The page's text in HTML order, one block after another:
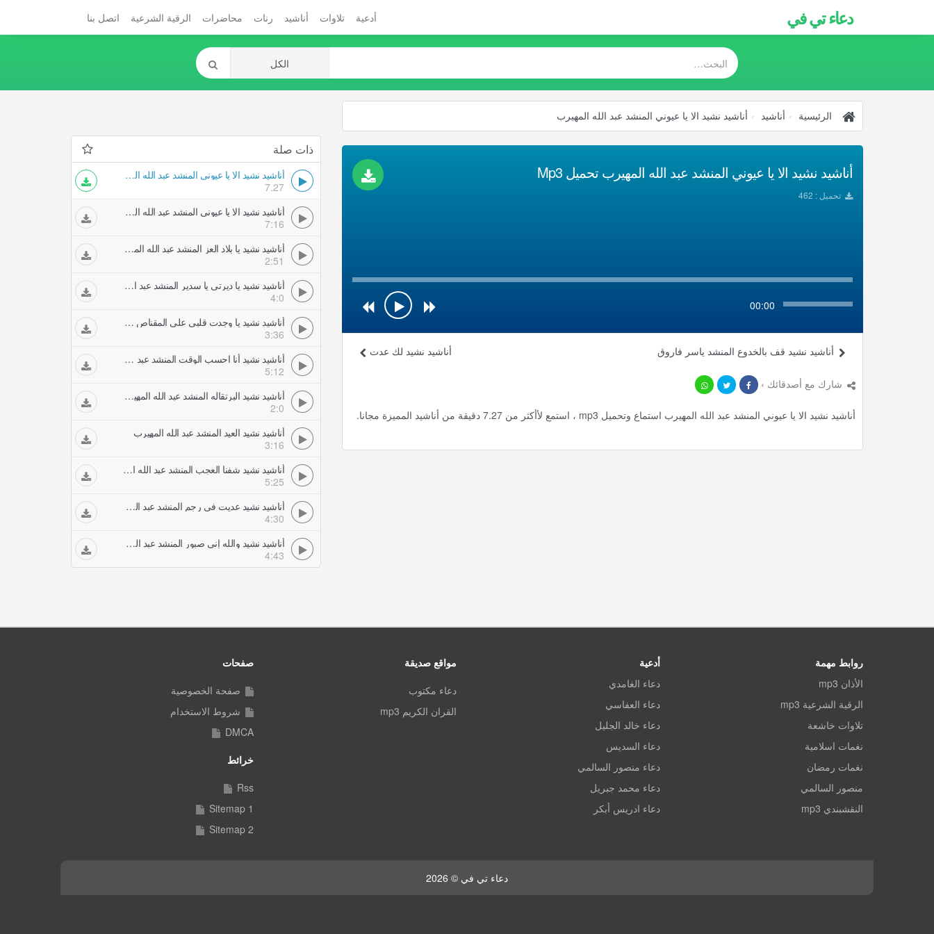
دعاء تي في أدعية تلاوات أناشيد رنات محاضرات الرقية الشرعية اتصل بنا
الرئيسية أناشيد أناشيد نشيد الا يا عيوني المنشد عبد الله المهيرب
أناشيد نشيد الا يا عيوني المنشد عبد الله المهيرب تحميل Mp3
تحميل : 462
00:00
أناشيد نشيد لك عدت أناشيد نشيد قف بالخدوع المنشد ياسر فاروق
شارك مع أصدقائك ›
أناشيد نشيد الا يا عيوني المنشد عبد الله المهيرب استماع وتحميل mp3 ، استمع لأأكثر من 7.27 دقيقة من أناشيد المميزة مجانا.
ذات صلة
أناشيد نشيد الا يا عيوني المنشد عبد الله المهيرب
7.27
أناشيد نشيد الا يا عيوني المنشد عبد الله المهيرب
7:16
أناشيد نشيد يا بلاد العز المنشد عبد الله المهيرب
2:51
أناشيد نشيد يا ديرتي يا سدير المنشد عبد الله المهيرب
4:0
أناشيد نشيد يا وجدت قلبي على المقناص المنشد عبد الله المهيرب
3:36
أناشيد نشيد أنا احسب الوقت المنشد عبد الله المهيرب
5:12
أناشيد نشيد البرتقاله المنشد عبد الله المهيرب
2:0
أناشيد نشيد العيد المنشد عبد الله المهيرب
3:16
أناشيد نشيد شفنا العجب المنشد عبد الله المهيرب
5:25
أناشيد نشيد عديت في رجم المنشد عبد الله المهيرب
4:30
أناشيد نشيد والله إني صبور المنشد عبد الله المهيرب
4:43
روابط مهمة
الأذان mp3
الرقية الشرعية mp3
تلاوات خاشعة
نغمات اسلامية
نغمات رمضان
منصور السالمي
النقشبندي mp3
أدعية
دعاء الغامدي
دعاء العفاسي
دعاء خالد الجليل
دعاء السديس
دعاء منصور السالمي
دعاء محمد جبريل
دعاء ادريس أبكر
مواقع صديقة
دعاء مكتوب
القران الكريم mp3
صفحات
صفحة الخصوصية
شروط الاستخدام
DMCA
خرائط
Rss
Sitemap 1
Sitemap 2
دعاء تي في © 2026